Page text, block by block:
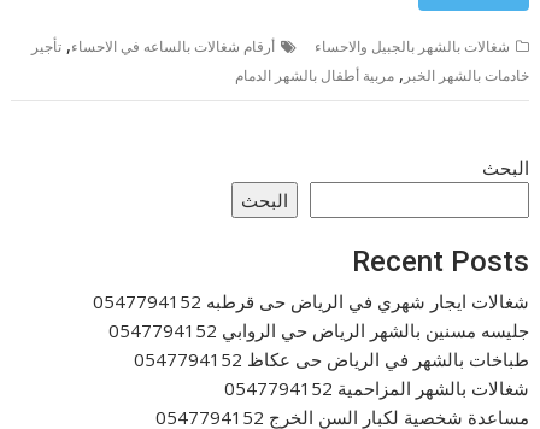
شغالات بالشهر بالجبيل والاحساء أرقام شغالات بالساعه في الاحساء,تأجير
خادمات بالشهر الخبر ,مربية أطفال بالشهر الدمام
البحث
البحث
Recent Posts
شغالات ايجار شهري في الرياض حى قرطبه 0547794152
جليسه مسنين بالشهر الرياض حي الروابي 0547794152
طباخات بالشهر في الرياض حى عكاظ 0547794152
شغالات بالشهر المزاحمية 0547794152
مساعدة شخصية لكبار السن الخرج 0547794152